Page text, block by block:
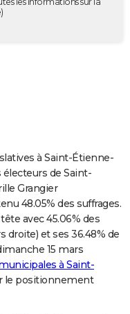
à Saint-Étienne-
électeurs de Saint-
Grangier
48.05% des suffrages.
avec 45.06% des
droite) et ses 36.48% de
15 mars
à Saint-
le positionnement